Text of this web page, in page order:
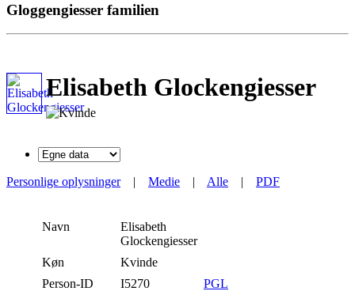
Gloggengiesser familien
Elisabeth Glockengiesser
Personlige oplysninger| Medie | Alle | PDF
Navn
Elisabeth
Glockengiesser
Køn
Kvinde
Person-ID
I5270
PGL